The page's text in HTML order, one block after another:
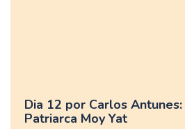
Dia 12 por Carlos
Patriarca Moy Yat